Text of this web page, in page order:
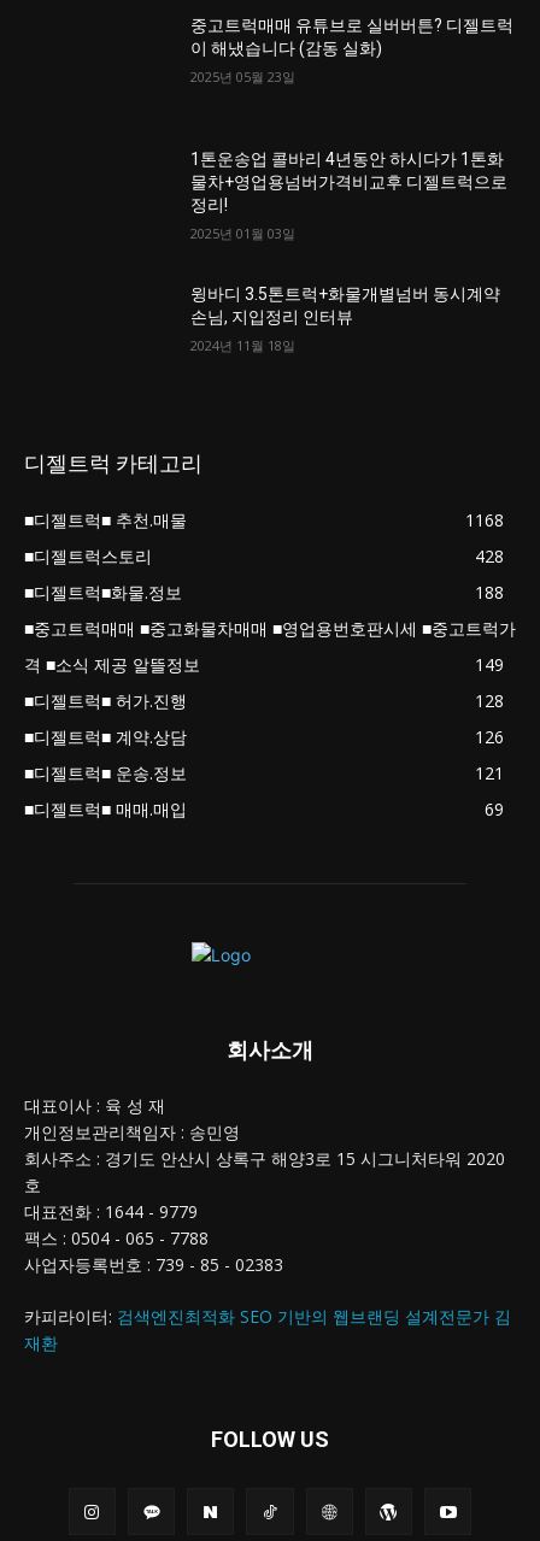
중고트럭매매 유튜브로 실버버튼? 디젤트럭
이 해냈습니다 (감동 실화)
2025년 05월 23일
1톤운송업 콜바리 4년동안 하시다가 1톤화
물차+영업용넘버가격비교후 디젤트럭으로
정리!
2025년 01월 03일
윙바디 3.5톤트럭+화물개별넘버 동시계약
손님, 지입정리 인터뷰
2024년 11월 18일
디젤트럭 카테고리
■디젤트럭■ 추천.매물
1168
■디젤트럭스토리
428
■디젤트럭■화물.정보
188
■중고트럭매매 ■중고화물차매매 ■영업용번호판시세 ■중고트럭가
격 ■소식 제공 알뜰정보
149
■디젤트럭■ 허가.진행
128
■디젤트럭■ 계약.상담
126
■디젤트럭■ 운송.정보
121
■디젤트럭■ 매매.매입
69
회사소개
대표이사 : 육 성 재
개인정보관리책임자 : 송민영
회사주소 : 경기도 안산시 상록구 해양3로 15 시그니처타워 2020
호
대표전화 : 1644 - 9779
팩스 : 0504 - 065 - 7788
사업자등록번호 : 739 - 85 - 02383
카피라이터: 검색엔진최적화 SEO 기반의 웹브랜딩 설계전문가 김
재환
FOLLOW US